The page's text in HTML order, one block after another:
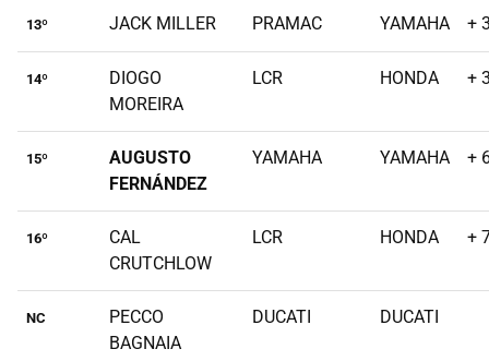
13º JACK MILLER PRAMAC YAMAHA +
14º
DIOGO
MOREIRA
LCR HONDA +
15º
AUGUSTO
FERNÁNDEZ
YAMAHA YAMAHA +
16º
CAL
CRUTCHLOW
LCR HONDA +
NC
PECCO
BAGNAIA
DUCATI DUCATI